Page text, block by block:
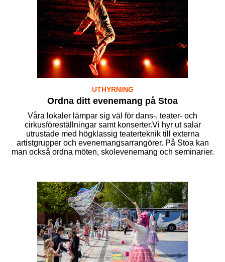
UTHYRNING
Ordna ditt evenemang på Stoa
Våra lokaler lämpar sig väl för dans-, teater- och
cirkusföreställningar samt konserter.Vi hyr ut salar
utrustade med högklassig teaterteknik till externa
artistgrupper och evenemangsarrangörer. På Stoa kan
man också ordna möten, skolevenemang och seminarier.